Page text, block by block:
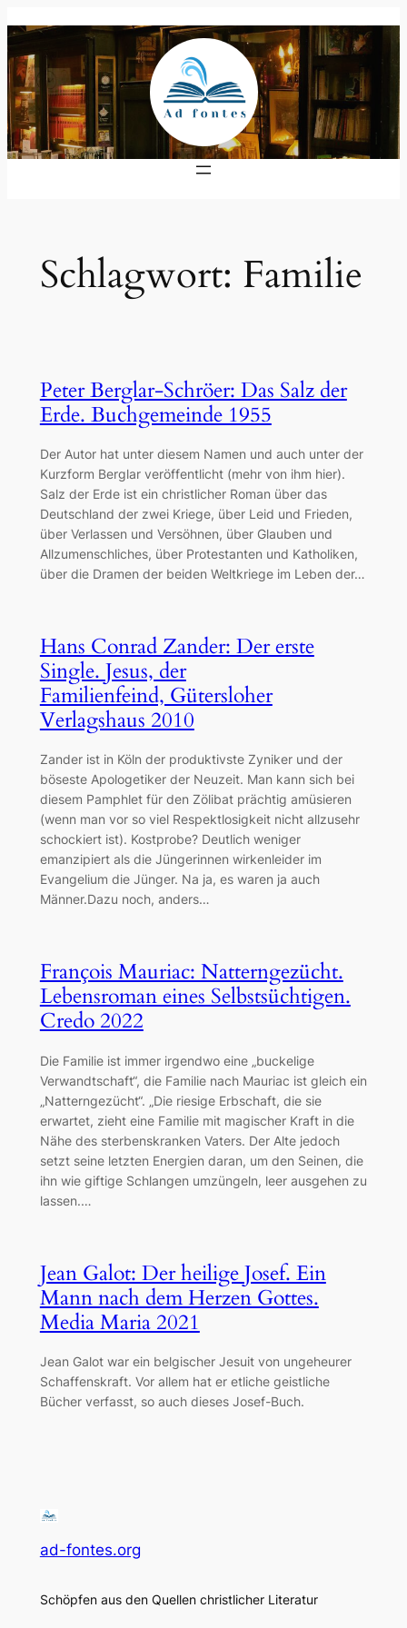
Inhalt
springen
Schlagwort: Familie
Peter Berglar-Schröer: Das Salz der
Erde. Buchgemeinde 1955
Der Autor hat unter diesem Namen und auch unter der
Kurzform Berglar veröffentlicht (mehr von ihm hier).
Salz der Erde ist ein christlicher Roman über das
Deutschland der zwei Kriege, über Leid und Frieden,
über Verlassen und Versöhnen, über Glauben und
Allzumenschliches, über Protestanten und Katholiken,
über die Dramen der beiden Weltkriege im Leben der…
Hans Conrad Zander: Der erste
Single. Jesus, der
Familienfeind, Gütersloher
Verlagshaus 2010
Zander ist in Köln der produktivste Zyniker und der
böseste Apologetiker der Neuzeit. Man kann sich bei
diesem Pamphlet für den Zölibat prächtig amüsieren
(wenn man vor so viel Respektlosigkeit nicht allzusehr
schockiert ist). Kostprobe? Deutlich weniger
emanzipiert als die Jüngerinnen wirkenleider im
Evangelium die Jünger. Na ja, es waren ja auch
Männer.Dazu noch, anders…
François Mauriac: Natterngezücht.
Lebensroman eines Selbstsüchtigen.
Credo 2022
Die Familie ist immer irgendwo eine „buckelige
Verwandtschaft“, die Familie nach Mauriac ist gleich ein
„Natterngezücht“. „Die riesige Erbschaft, die sie
erwartet, zieht eine Familie mit magischer Kraft in die
Nähe des sterbenskranken Vaters. Der Alte jedoch
setzt seine letzten Energien daran, um den Seinen, die
ihn wie giftige Schlangen umzüngeln, leer ausgehen zu
lassen.…
Jean Galot: Der heilige Josef. Ein
Mann nach dem Herzen Gottes.
Media Maria 2021
Jean Galot war ein belgischer Jesuit von ungeheurer
Schaffenskraft. Vor allem hat er etliche geistliche
Bücher verfasst, so auch dieses Josef-Buch.
ad-fontes.org
Schöpfen aus den Quellen christlicher Literatur